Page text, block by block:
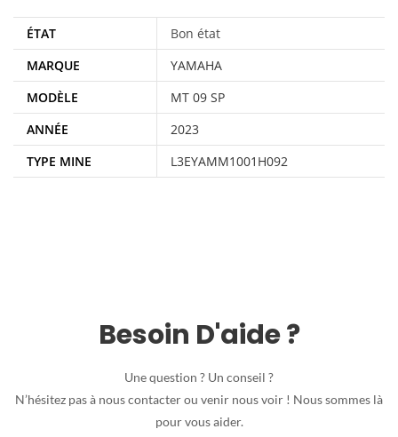
ÉTAT
Bon état
MARQUE
YAMAHA
MODÈLE
MT 09 SP
ANNÉE
2023
TYPE MINE
L3EYAMM1001H092
Besoin D'aide ?
Une question ? Un conseil ?
N’hésitez pas à nous contacter ou venir nous voir ! Nous sommes là
pour vous aider.